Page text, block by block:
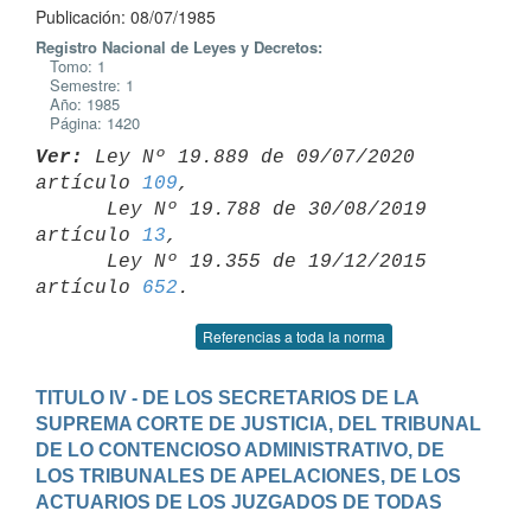
Publicación: 08/07/1985
Registro Nacional de Leyes y Decretos:
Tomo: 1
Semestre: 1
Año: 1985
Página: 1420
Ver:
Ley Nº 19.889 de 09/07/2020
artículo 109,
artículo 13,
artículo 652
Referencias a toda la norma
TITULO IV - DE LOS SECRETARIOS DE LA
SUPREMA CORTE DE JUSTICIA, DEL TRIBUNAL
DE LO CONTENCIOSO ADMINISTRATIVO, DE
LOS TRIBUNALES DE APELACIONES, DE LOS
ACTUARIOS DE LOS JUZGADOS DE TODAS